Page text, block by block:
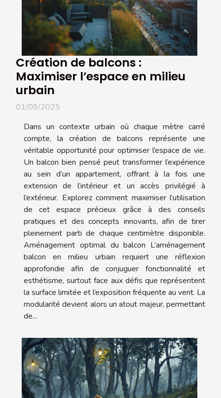
Création de balcons :
Maximiser l’espace en milieu
urbain
01/09/2025
Dans un contexte urbain où chaque mètre carré
compte, la création de balcons représente une
véritable opportunité pour optimiser l’espace de vie.
Un balcon bien pensé peut transformer l’expérience
au sein d’un appartement, offrant à la fois une
extension de l’intérieur et un accès privilégié à
l’extérieur. Explorez comment maximiser l’utilisation
de cet espace précieux grâce à des conseils
pratiques et des concepts innovants, afin de tirer
pleinement parti de chaque centimètre disponible.
Aménagement optimal du balcon L’aménagement
balcon en milieu urbain requiert une réflexion
approfondie afin de conjuguer fonctionnalité et
esthétisme, surtout face aux défis que représentent
la surface limitée et l’exposition fréquente au vent. La
modularité devient alors un atout majeur, permettant
de...